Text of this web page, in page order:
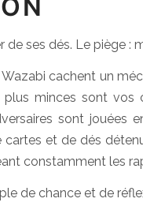
de ses dés. Le piège :
cachent un
minces sont vos
sont jouées
et de dés
constamment les
de chance et de